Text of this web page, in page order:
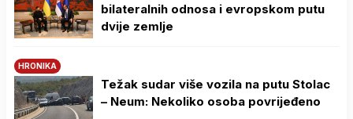
bilateralnih odnosa i evropskom putu
dvije zemlje
HRONIKA
Težak sudar više vozila na putu Stolac
– Neum: Nekoliko osoba povrijeđeno